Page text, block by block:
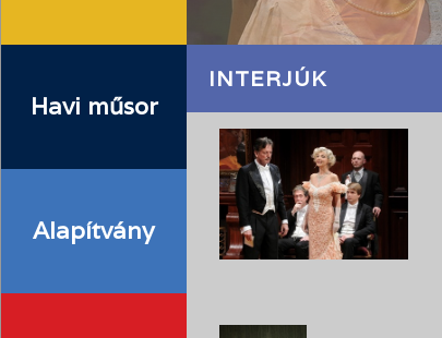
Havi műsor
Alapítvány
INTERJÚK